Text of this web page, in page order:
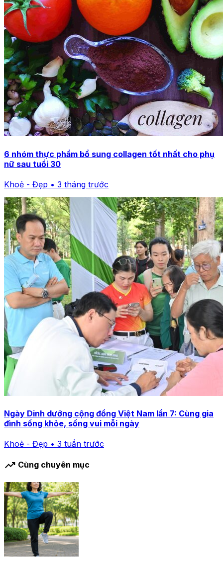
6 nhóm thực phẩm bổ sung collagen tốt nhất cho phụ
nữ sau tuổi 30
Khoẻ - Đẹp • 3 tháng trước
Ngày Dinh dưỡng cộng đồng Việt Nam lần 7: Cùng gia
đình sống khỏe, sống vui mỗi ngày
Khoẻ - Đẹp • 3 tuần trước
trending_up Cùng chuyên mục